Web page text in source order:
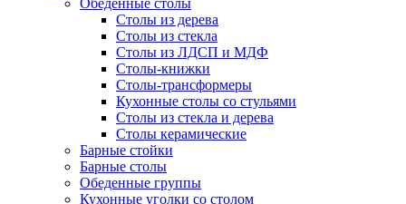
Обеденные столы
Столы из дерева
Столы из стекла
Столы из ЛДСП и МДФ
Столы-книжки
Столы-трансформеры
Кухонные столы со стульями
Столы из стекла и дерева
Столы керамические
Барные стойки
Барные столы
Обеденные группы
Кухонные уголки со столом